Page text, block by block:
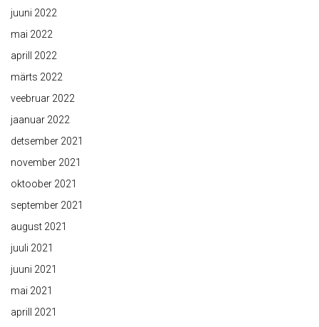
juuni 2022
mai 2022
aprill 2022
märts 2022
veebruar 2022
jaanuar 2022
detsember 2021
november 2021
oktoober 2021
september 2021
august 2021
juuli 2021
juuni 2021
mai 2021
aprill 2021